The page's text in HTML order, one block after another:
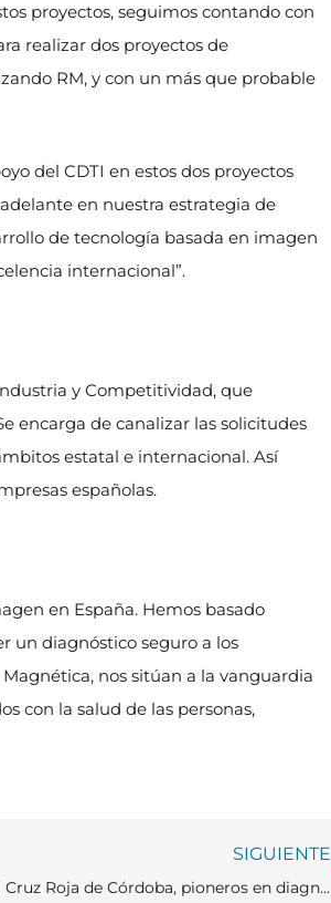
proyectos, seguimos contando con
realizar dos proyectos de
RM, y con un más que probable
del CDTI en estos dos proyectos
en nuestra estrategia de
de tecnología basada en imagen
internacional”.
y Competitividad, que
encarga de canalizar las solicitudes
estatal e internacional. Así
españolas.
en España. Hemos basado
un diagnóstico seguro a los
nos sitúan a la vanguardia
con la salud de las personas,
SIGUIENTE
HT médica y Hospital Cruz Roja de Córdoba, pioneros en diagnóstico y tratamiento del cáncer de próstata